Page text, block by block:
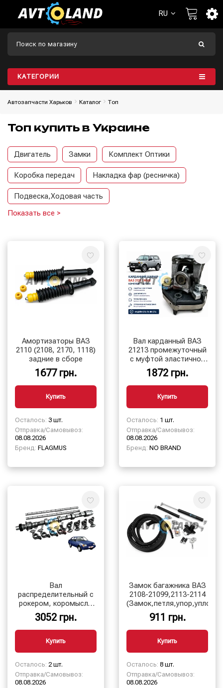
RU
КАТЕГОРИИ
Автозапчасти Харьков Каталог Топ
Топ купить в Украине
Двигатель Замки Комплект Оптики
Коробка передач Накладка фар (ресничка)
Подвеска,Ходовая часть
Противотуманные фары
Трансмиссия
Показать все >
Амортизаторы ВАЗ
2110 (2108, 2170, 1118)
задние в сборе
1677 грн.
Купить
Осталось: 3 шт.
Отправка/Самовывоз:
08.08.2026
Бренд: FLAGMUS
Вал карданный ВАЗ
21213 промежуточный
с муфтой эластичной
(2123) (на крестовине)
″промкардан″
1872 грн.
Купить
Осталось: 1 шт.
Отправка/Самовывоз:
08.08.2026
Бренд: NO BRAND
Вал
распределительный с
рокером, коромысло
ЗАЗ Таврия
1102,Славута
1103,1105,
карбюраторный
3052 грн.
Купить
Осталось: 2 шт.
Отправка/Самовывоз:
08.08.2026
Замок багажника ВАЗ
2108-21099,2113-2114
911 грн.
Купить
Осталось: 8 шт.
Отправка/Самовывоз:
08.08.2026